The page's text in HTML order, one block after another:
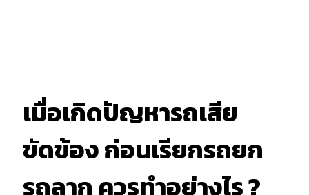
เมื่อเกิดปัญหารถเสีย
ขัดข้อง ก่อนเรียกรถยก
รถลาก ควรทำอย่างไร ?